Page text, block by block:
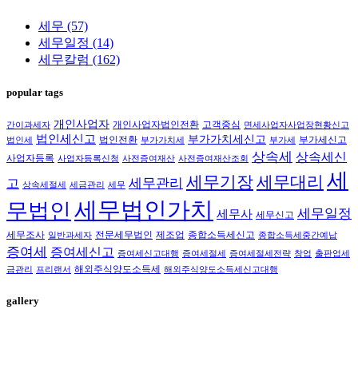
세무 (57)
세무일정 (14)
세무칼럼 (162)
popular tags
간이과세자 개인사업자 개인사업자법인전환 고객중심
면세사업자사업장현황신고
법인세
법인세신고 법인전환 부가가치세 부가가치세신고 부가세
부가세신고
사업자등록 사업자등록신청 사전증여재산 사전증여재산조회 상속세
상속세신
고 상속세절세 세금관리 세무 세무관리 세무기장세무대리 세
무법인 세무법인가치 세무사 세무신고 세무일정
세무조사 일반과세자 전문세무법인 제조업 종합소득세신고 종합소득세중간예납
증여세 증여세신고 증여세신고대행 증여세절세 증여세절세전략 창업 출판업세
금관리
프리랜서 해외주식양도소득세 해외주식양도소득세신고대행
gallery